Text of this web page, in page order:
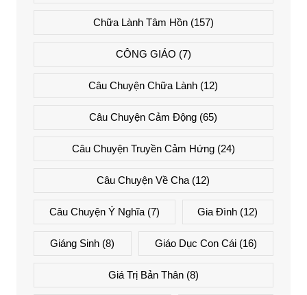
Chữa Lành Tâm Hồn(157)
CÔNG GIÁO (7)
Câu Chuyện Chữa Lành (12)
Câu Chuyện Cảm Động (65)
Câu Chuyện Truyền Cảm Hứng(24)
Câu Chuyện Về Cha (12)
Câu Chuyện Ý Nghĩa(7) Gia Đình (12)
Giáng Sinh (8) Giáo Dục Con Cái(16)
Giá Trị Bản Thân(8)